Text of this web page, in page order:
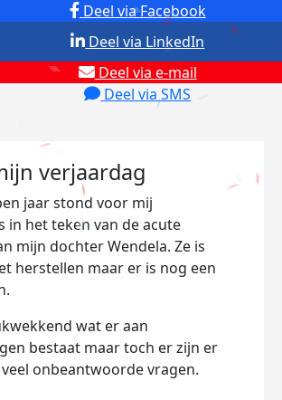
Deel via Facebook
Deel via e-mail
Deel via SMS
Deel via LinkedIn
verjaardag
jaar stond voor mij
in het teken van de acute
mijn dochter Wendela. Ze is
herstellen maar er is nog een
wat er aan
bestaat maar toch er zijn er
onbeantwoorde vragen.